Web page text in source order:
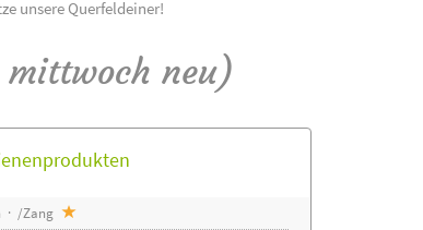
unsere Querfeldeiner!
mittwoch neu)
· /Zang